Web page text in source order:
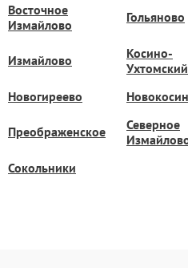
Восточное
Измайлово
Гольяново
Измайлово
Косино-
Ухтомский
Новогиреево
Преображенское
Северное
Сокольники